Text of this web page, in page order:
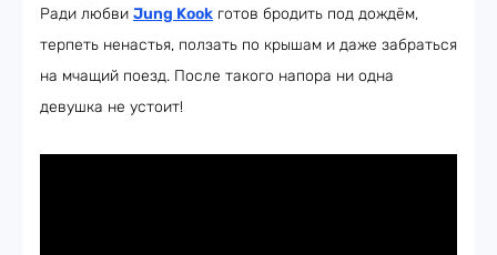
Ради любви Jung Kook готов бродить под дождём,
терпеть ненастья, ползать по крышам и даже забраться
на мчащий поезд. После такого напора ни одна
девушка не устоит!